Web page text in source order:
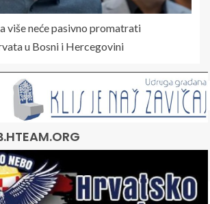
više neće pasivno promatrati
u Bosni i Hercegovini